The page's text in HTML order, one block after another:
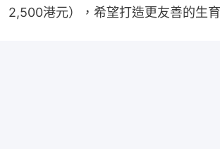
2,500港元），希望打造更友善的生